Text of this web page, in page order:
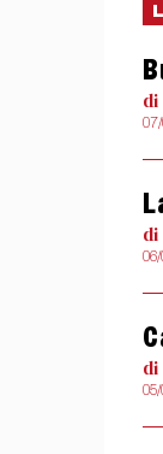
di
di
06/
di
05/